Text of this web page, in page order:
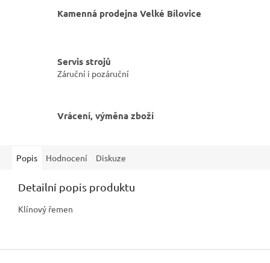
Kamenná prodejna Velké Bílovice
Servis strojů
Záruční i pozáruční
Vrácení, výměna zboží
Popis Hodnocení Diskuze
Detailní popis produktu
Klínový řemen
Z